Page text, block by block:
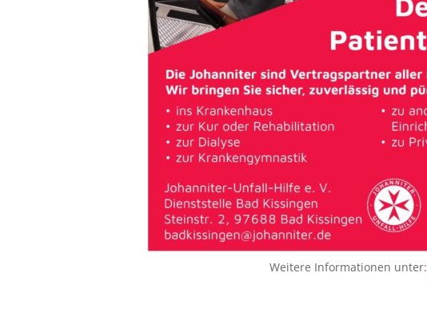
Weitere Informationen unter: